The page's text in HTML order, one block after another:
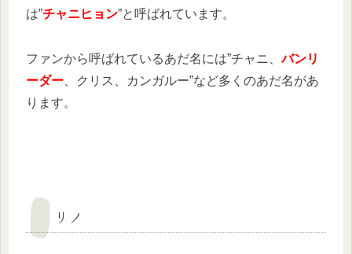
は”チャニヒョン”と呼ばれています。
ファンから呼ばれているあだ名には”チャニ、バンリ
ーダー 、クリス、カンガルー”など多くのあだ名があ
ります。
リノ